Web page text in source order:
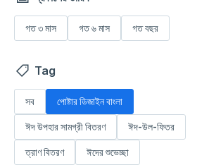
গত ৩ মাস গত ৬ মাস গত বছর
Tag
সব পোষ্টার ডিজাইন বাংলা
ঈদ উপহার সামগ্রী বিতরণ ঈদ-উল-ফিতর
ত্রাণ বিতরণ ঈদের শুভেচ্ছা